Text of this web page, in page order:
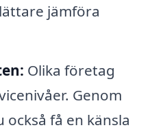
jämföra
Olika företag
Genom
få en känsla